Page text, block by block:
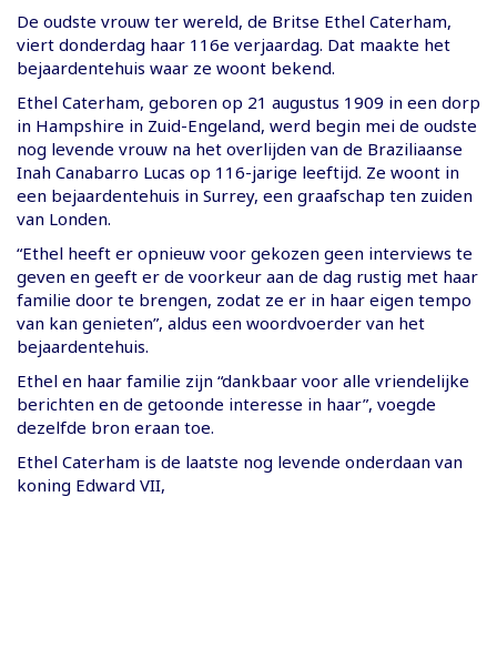
De oudste vrouw ter wereld, de Britse Ethel Caterham,
viert donderdag haar 116e verjaardag. Dat maakte het
bejaardentehuis waar ze woont bekend.
Ethel Caterham, geboren op 21 augustus 1909 in een dorp
in Hampshire in Zuid-Engeland, werd begin mei de oudste
nog levende vrouw na het overlijden van de Braziliaanse
Inah Canabarro Lucas op 116-jarige leeftijd. Ze woont in
een bejaardentehuis in Surrey, een graafschap ten zuiden
van Londen.
“Ethel heeft er opnieuw voor gekozen geen interviews te
geven en geeft er de voorkeur aan de dag rustig met haar
familie door te brengen, zodat ze er in haar eigen tempo
van kan genieten”, aldus een woordvoerder van het
bejaardentehuis.
Ethel en haar familie zijn “dankbaar voor alle vriendelijke
berichten en de getoonde interesse in haar”, voegde
dezelfde bron eraan toe.
Ethel Caterham is de laatste nog levende onderdaan van
koning Edward VII,